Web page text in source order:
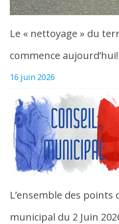
Le « nettoyage » du
commence aujourd’hui!
16 juin 2026
L’ensemble des points
municipal du 2 Juin